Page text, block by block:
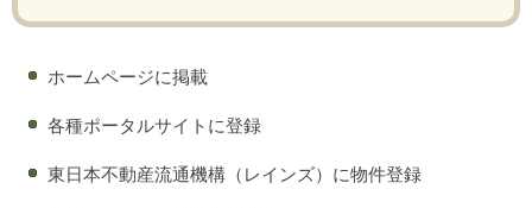
ホームページに掲載
各種ポータルサイトに登録
東日本不動産流通機構（レインズ）に物件登録